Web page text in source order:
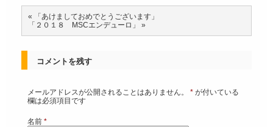
«
「あけましておめでとうございます」
「２０１８ MSCエンデューロ」
»
コメントを残す
メールアドレスが公開されることはありません。 * が付いている
欄は必須項目です
名前 *